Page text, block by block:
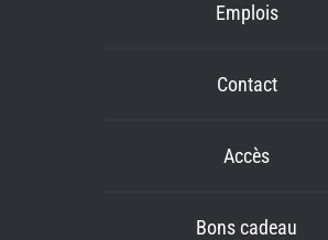
Emplois
Contact
Accès
Bons cadeau